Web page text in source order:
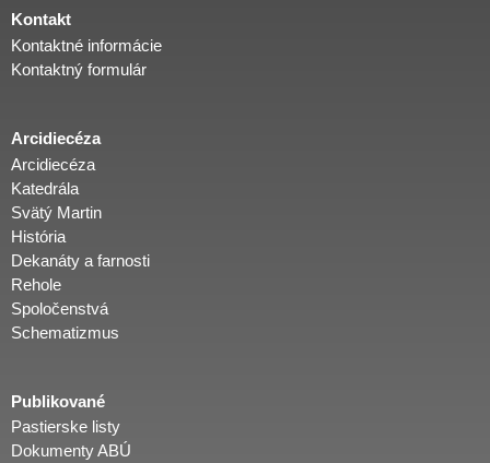
Kontakt
Kontaktné informácie
Kontaktný formulár
Arcidiecéza
Arcidiecéza
Katedrála
Svätý Martin
História
Dekanáty a farnosti
Rehole
Spoločenstvá
Schematizmus
Publikované
Pastierske listy
Dokumenty ABÚ